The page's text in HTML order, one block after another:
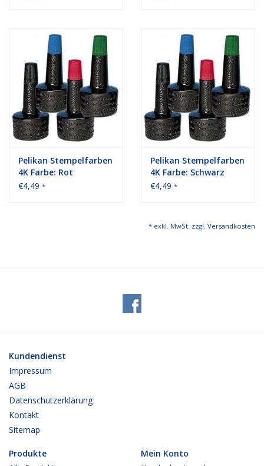
Pelikan Stempelfarben
4K Farbe: Rot
€4,49 *
Pelikan Stempelfarben
4K Farbe: Schwarz
€4,49 *
* exkl. MwSt. zzgl. Versandkosten
Kundendienst
Impressum
AGB
Datenschutzerklärung
Kontakt
Sitemap
Produkte
Mein Konto